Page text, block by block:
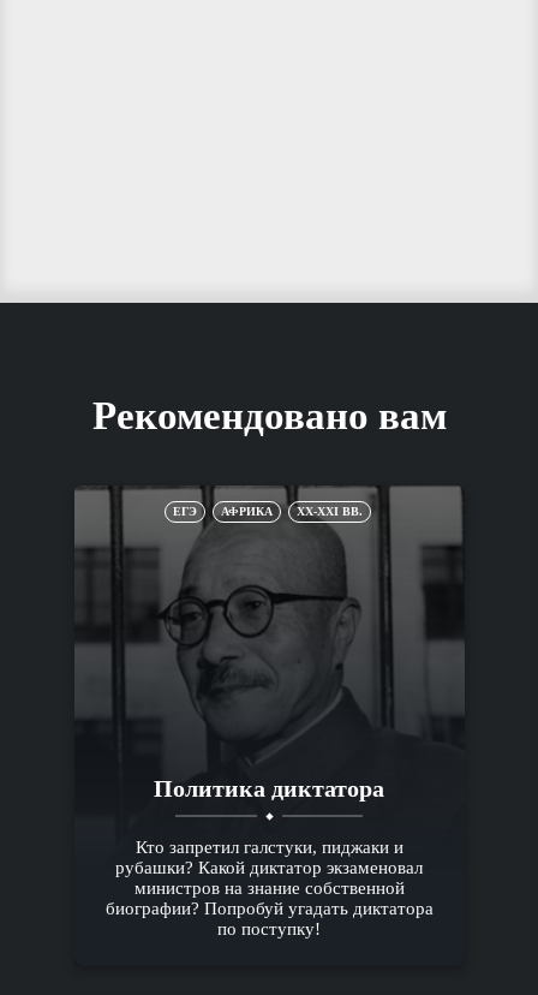
Рекомендовано вам
ЕГЭ АФРИКА XX-XXI ВВ.
Политика диктатора
Кто запретил галстуки, пиджаки и
рубашки? Какой диктатор экзаменовал
министров на знание собственной
биографии? Попробуй угадать диктатора
по поступку!